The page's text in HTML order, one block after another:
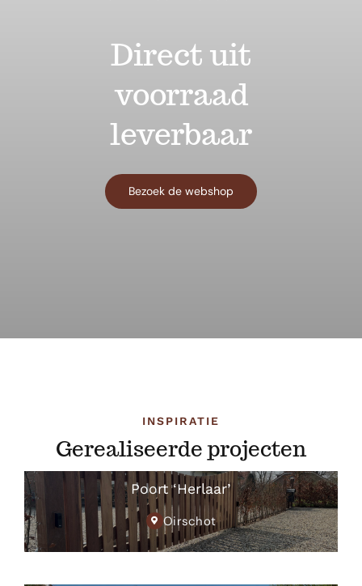
Direct uit
voorraad
leverbaar
Bezoek de webshop
INSPIRATIE
Gerealiseerde projecten
Poort ‘Herlaar’
Oirschot